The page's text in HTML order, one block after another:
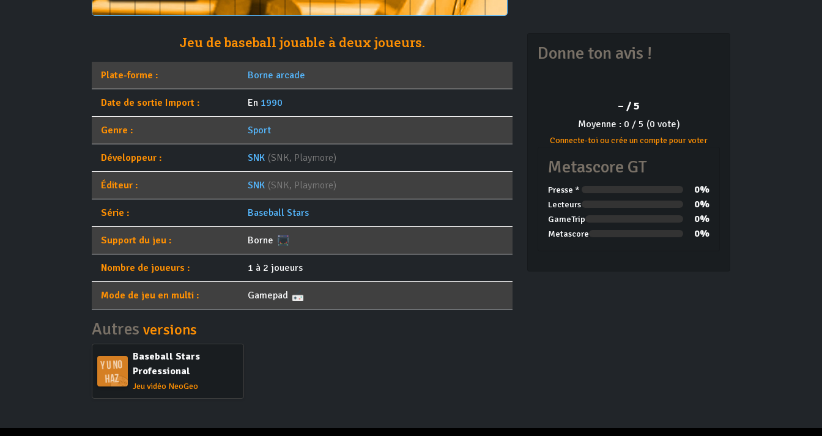
Jeu de baseball jouable à deux joueurs.
Plate-forme : Borne arcade
Date de sortie Import : En 1990
Genre : Sport
Développeur : SNK (SNK, Playmore)
Éditeur : SNK (SNK, Playmore)
Série : Baseball Stars
Support du jeu : Borne
Nombre de joueurs : 1 à 2 joueurs
Mode de jeu en multi : Gamepad
Donne ton avis !
– / 5
Moyenne : 0 / 5 (0 vote)
Connecte-toi ou crée un compte pour voter
Metascore GT
Presse * 0%
Lecteurs 0%
GameTrip 0%
Metascore 0%
Autres versions
Baseball Stars
Professional
Jeu vidéo NeoGeo